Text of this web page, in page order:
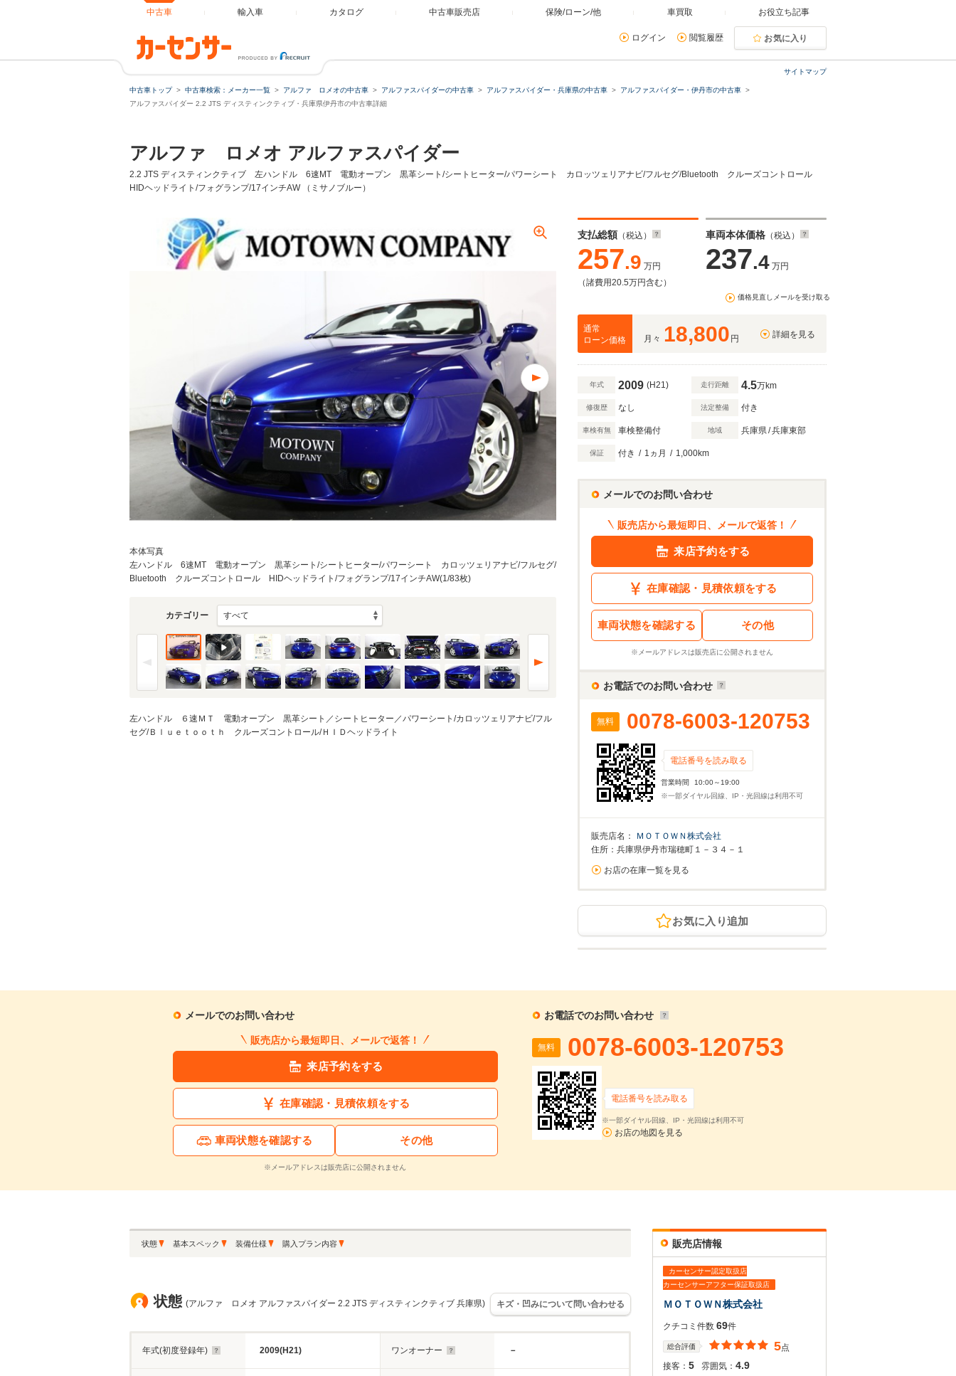
中古車 輸入車 カタログ 中古車販売店 保険/ローン/他 車買取 お役立ち記事
ログイン 閲覧履歴 お気に入り
サイトマップ
中古車トップ 中古車検索：メーカー一覧 アルファ ロメオの中古車 アルファスパイダーの中古車 アルファスパイダー・兵庫県の中古車
アルファスパイダー・伊丹市の中古車
アルファスパイダー 2.2 JTS ディスティンクティブ・兵庫県伊丹市の中古車詳細
アルファ ロメオ アルファスパイダー
2.2 JTS ディスティンクティブ 左ハンドル 6速MT 電動オープン 黒革シート/シートヒーター/パワーシート カロッツェリアナビ/フルセグ/Bluetooth クルーズコントロール
HIDヘッドライト/フォグランプ/17インチAW （ミサノブルー）
本体写真
左ハンドル 6速MT 電動オープン 黒革シート/シートヒーター/パワーシート カロッツェリアナビ/フルセグ/
Bluetooth クルーズコントロール HIDヘッドライト/フォグランプ/17インチAW(1/83枚)
カテゴリー
左ハンドル ６速ＭＴ 電動オープン 黒革シート／シートヒーター／パワーシート/カロッツェリアナビ/フル
セグ/Ｂｌｕｅｔｏｏｔｈ クルーズコントロール/ＨＩＤヘッドライト
支払総額 （税込）
257.9 万円
（諸費用20.5万円含む）
車両本体価格 （税込）
237.4 万円
価格見直しメールを受け取る
通常
ローン価格
月々 18,800 円 詳細を見る
年式 2009 (H21) 走行距離 4.5万km
修復歴 なし 法定整備 付き
車検有無 車検整備付 地域 兵庫県/兵庫東部
保証 付き / 1ヵ月 / 1,000km
メールでのお問い合わせ
販売店から最短即日、メールで返答！
来店予約をする
在庫確認・見積依頼をする
車両状態を確認する その他
※メールアドレスは販売店に公開されません
お電話でのお問い合わせ
無料 0078-6003-120753
電話番号を読み取る
営業時間
10:00～19:00
※一部ダイヤル回線、IP・光回線は利用不可
販売店名：
ＭＯＴＯＷＮ株式会社
住所：兵庫県伊丹市瑞穂町１－３４－１
お店の在庫一覧を見る
お気に入り追加
メールでのお問い合わせ
販売店から最短即日、メールで返答！
来店予約をする
在庫確認・見積依頼をする
車両状態を確認する その他
※メールアドレスは販売店に公開されません
お電話でのお問い合わせ
無料 0078-6003-120753
電話番号を読み取る
※一部ダイヤル回線、IP・光回線は利用不可
お店の地図を見る
状態 基本スペック 装備仕様 購入プラン内容
状態 (アルファ ロメオ アルファスパイダー 2.2 JTS ディスティンクティブ 兵庫県) キズ・凹みについて問い合わせる
年式(初度登録年) 2009(H21) ワンオーナー －
販売店情報
カーセンサー認定取扱店
カーセンサーアフター保証取扱店
ＭＯＴＯＷＮ株式会社
クチコミ件数 69件
総合評価 5点
接客： 5 雰囲気： 4.9
ローンシミュレーター
ローン種類
通常ローン 残価・据置ローン
借入額
万円
頭金 万円
借入額 257 .9万円
支払回数・金利・ボーナス払い
支払回数 回
金利 %
※金利は参考値です。実店舗での金利は異なる場合がありますのでご注意ください。
ボーナス月加算額
1.9
割賦販売価格内訳
※シミュレーション結果は入力された条件で算出した概算金額となります。お支払い金額の目安としてご利用ください。
※シミュレーションしたローン金利は参考値です。実店舗での金利は異なる場合があります。
通常ローン・支払総額 で計算
月々の
1 .9 万円
割賦販売価格：
利息分： 68.8
この中古車に関するお問い合わせ
アルファスパイダー 2.2 JTS ディスティンクティブ 左ハンドル 6速MT 電動オープン 黒革シート/シートヒーター/パワーシート カロッツェリアナビ/フルセグ/Bluetooth クルーズコントロール HIDヘッドライト/フォグランプ/17インチAW
257.9万円
車両本体価格
237.4 2009
走行距離